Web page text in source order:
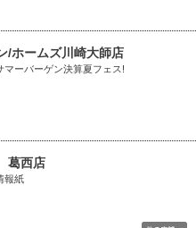
/ホームズ川崎大師店
マーバーゲン決算夏フェス!
葛西店
報紙